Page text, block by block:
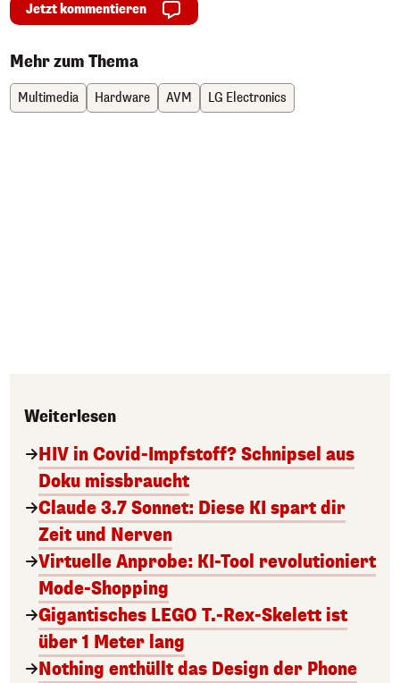
Jetzt kommentieren
Mehr zum Thema
Multimedia Hardware AVM LG Electronics
Weiterlesen
HIV in Covid-Impfstoff? Schnipsel aus
Doku missbraucht
Claude 3.7 Sonnet: Diese KI spart dir
Zeit und Nerven
Virtuelle Anprobe: KI-Tool revolutioniert
Mode-Shopping
Gigantisches LEGO T.-Rex-Skelett ist
über 1 Meter lang
Nothing enthüllt das Design der Phone